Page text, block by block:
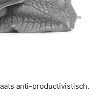
anti-productivistisch.